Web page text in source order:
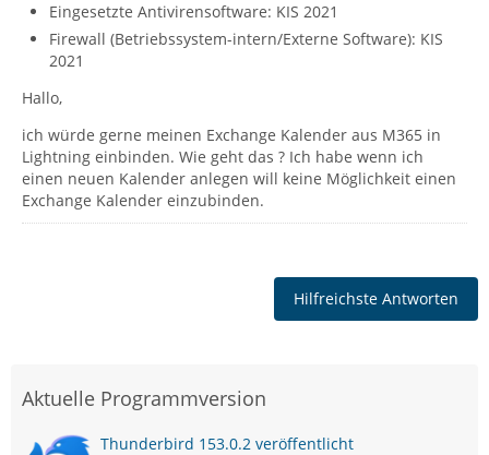
Eingesetzte Antivirensoftware: KIS 2021
Firewall (Betriebssystem-intern/Externe Software): KIS
2021
Hallo,
ich würde gerne meinen Exchange Kalender aus M365 in
Lightning einbinden. Wie geht das ? Ich habe wenn ich
einen neuen Kalender anlegen will keine Möglichkeit einen
Exchange Kalender einzubinden.
Hilfreichste Antworten
Aktuelle Programmversion
Thunderbird 153.0.2 veröffentlicht